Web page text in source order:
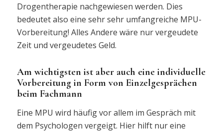
Drogentherapie nachgewiesen werden. Dies
bedeutet also eine sehr sehr umfangreiche MPU-
Vorbereitung! Alles Andere wäre nur vergeudete
Zeit und vergeudetes Geld.
Am wichtigsten ist aber auch eine individuelle
Vorbereitung in Form von Einzelgesprächen
beim Fachmann
Eine MPU wird häufig vor allem im Gespräch mit
dem Psychologen vergeigt. Hier hilft nur eine